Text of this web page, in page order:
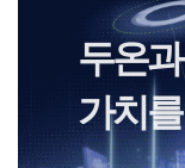
두온
가치